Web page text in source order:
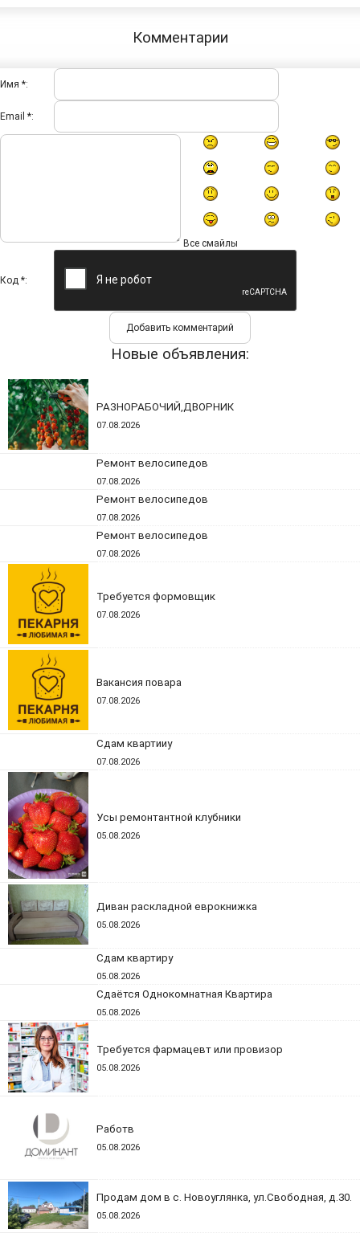
Комментарии
Имя *:
Email *:
Все смайлы
Код *:
Новые объявления:
РАЗНОРАБОЧИЙ,ДВОРНИК
07.08.2026
Ремонт велосипедов
07.08.2026
Ремонт велосипедов
07.08.2026
Ремонт велосипедов
07.08.2026
Требуется формовщик
07.08.2026
Вакансия повара
07.08.2026
Сдам квартииу
07.08.2026
Усы ремонтантной клубники
05.08.2026
Диван раскладной еврокнижка
05.08.2026
Сдам квартиру
05.08.2026
Сдаётся Однокомнатная Квартира
05.08.2026
Требуется фармацевт или провизор
05.08.2026
Работв
05.08.2026
Продам дом в с. Новоуглянка, ул.Свободная, д.30.
05.08.2026